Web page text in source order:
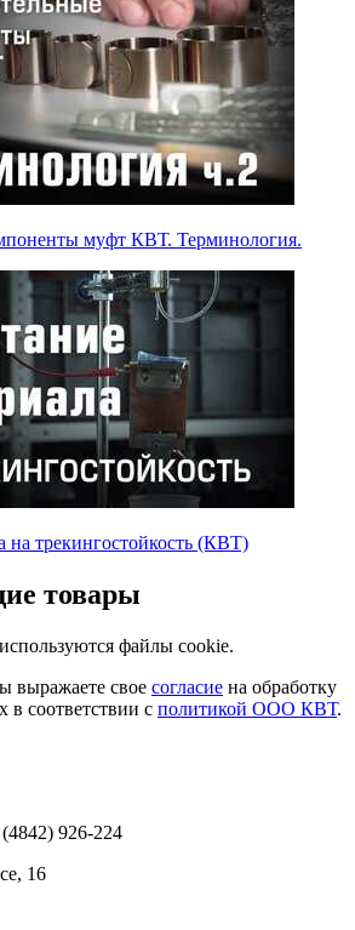
муфт КВТ. Терминология.
на трекингостойкость (КВТ)
товары
файлы cookie.
выражаете свое согласие на обработку
в соответствии с политикой ООО КВТ.
926-224
16